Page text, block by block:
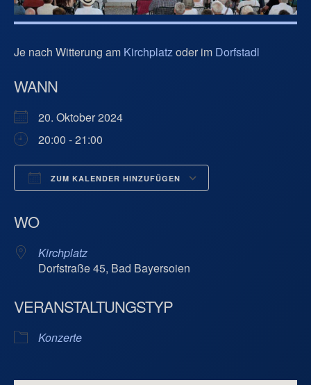
Je nach Witterung am Kirchplatzoder im Dorfstadl
WANN
20. Oktober 2024
20:00 - 21:00
ZUM KALENDER HINZUFÜGEN
WO
Kirchplatz
Dorfstraße 45, Bad Bayersoien
VERANSTALTUNGSTYP
Konzerte